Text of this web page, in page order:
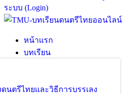
ระบบ (Login)
หน้าแรก
บทเรียน
ดนตรีไทยและวิธีการบรรเลง